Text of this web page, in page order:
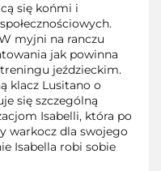
się końmi i
myjni na ranczu
jak powinna
jeździeckim.
klacz Lusitano o
się szczególną
Isabelli, która po
warkocz dla swojego
Isabella robi sobie